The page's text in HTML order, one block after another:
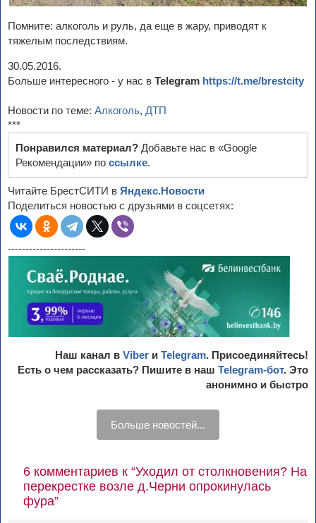
Помните: алкоголь и руль, да еще в жару, приводят к
тяжелым последствиям.
30.05.2016.
Больше интересного - у нас в Telegram https://t.me/brestcity
Новости по теме: Алкоголь, ДТП
***
Понравился материал? Добавьте нас в «Google
Рекомендации» по ссылке.
Читайте БрестСИТИ в Яндекс.Новости
Поделиться новостью с друзьями в соцсетях:
----------------------
Наш канал в Viber и Telegram. Присоединяйтесь!
Есть о чем рассказать? Пишите в наш Telegram-бот. Это
анонимно и быстро
Больше новостей...
6 комментариев к “Уходил от столкновения? На
перекрестке возле д.Черни опрокинулась
фура”